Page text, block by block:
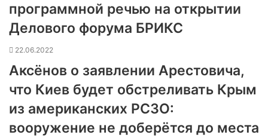
программной речью на открытии
Делового форума БРИКС
22.06.2022
Аксёнов о заявлении Арестовича,
что Киев будет обстреливать Крым
из американских РСЗО:
вооружение не доберётся до места